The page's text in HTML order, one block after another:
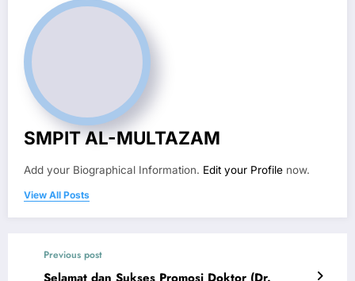
SMPIT AL-MULTAZAM
Add your Biographical Information. Edit your Profile now.
View All Posts
Previous post